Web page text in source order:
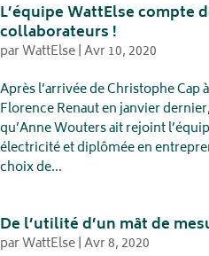
L’équipe WattElse compte
collaborateurs !
parWattElse|Avr 10, 2020
Après l’arrivée de Christophe Cap
Florence Renaut en janvier
qu’Anne Wouters ait rejoint
électricité et diplômée en
choix de...
De l’utilité d’un mât de
parWattElse|Avr 8, 2020